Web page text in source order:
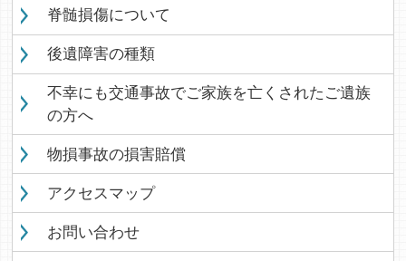
脊髄損傷について
後遺障害の種類
不幸にも交通事故でご家族を亡くされたご遺族
の方へ
物損事故の損害賠償
アクセスマップ
お問い合わせ